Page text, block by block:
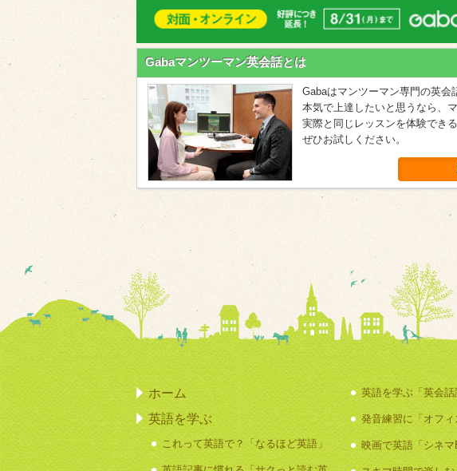
Gabaマンツーマン英会話とは
Gabaはマンツーマン専門の英会
本気で上達したいと思うなら、
実際と同じレッスンを体験でき
ぜひお試しください。
ホーム
英語を学ぶ
これって英語で？「なるほど英語」
英語を学ぶ「英会話
発音練習に「オフィ
映画で英語「シネマ